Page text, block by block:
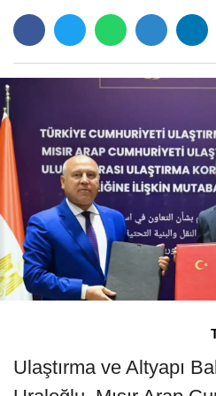
Ulaştırma ve Altyapı